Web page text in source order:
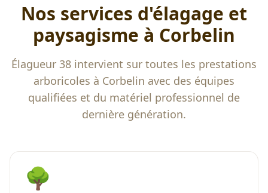
Nos services d'élagage et
paysagisme à Corbelin
Élagueur 38 intervient sur toutes les prestations
arboricoles à Corbelin avec des équipes
qualifiées et du matériel professionnel de
dernière génération.
🌳